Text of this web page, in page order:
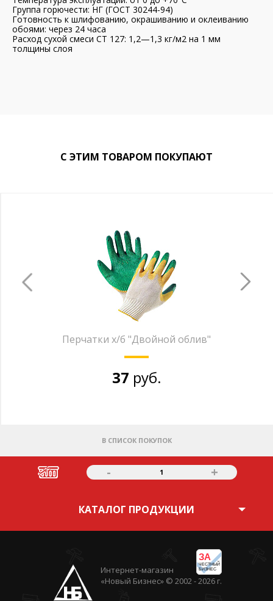
Группа горючести: НГ (ГОСТ 30244-94)
Готовность к шлифованию, окрашиванию и оклеиванию
обоями: через 24 часа
Расход сухой смеси CT 127: 1,2—1,3 кг/м2 на 1 мм
толщины слоя
С ЭТИМ ТОВАРОМ ПОКУПАЮТ
Перчатки х/б "Двойной облив"
37 руб.
В СПИСОК ПОКУПОК
- 1 +
КАТАЛОГ ПРОДУКЦИИ
ЗА
ЧЕСТНЫЙ
БИЗНЕС
Интернет-магазин
«Новый Бизнес» © 2002 - 2026 г.